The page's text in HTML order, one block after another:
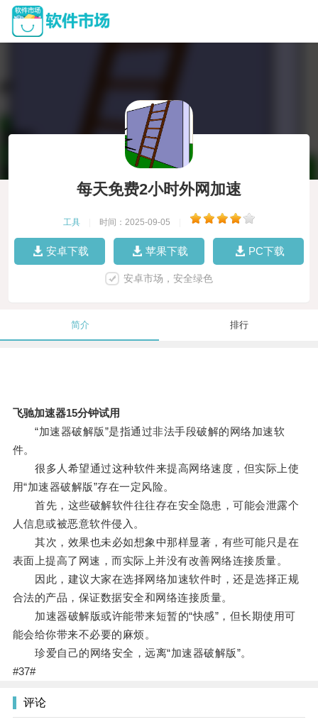
每天免费2小时外网加速
工具 时间：2025-09-05
安卓下载 苹果下载 PC下载
安卓市场，安全绿色
简介 排行
飞驰加速器15分钟试用
“加速器破解版”是指通过非法手段破解的网络加速软
件。
很多人希望通过这种软件来提高网络速度，但实际上使
用“加速器破解版”存在一定风险。
首先，这些破解软件往往存在安全隐患，可能会泄露个
人信息或被恶意软件侵入。
其次，效果也未必如想象中那样显著，有些可能只是在
表面上提高了网速，而实际上并没有改善网络连接质量。
因此，建议大家在选择网络加速软件时，还是选择正规
合法的产品，保证数据安全和网络连接质量。
加速器破解版或许能带来短暂的“快感”，但长期使用可
能会给你带来不必要的麻烦。
珍爱自己的网络安全，远离“加速器破解版”。
#37#
评论